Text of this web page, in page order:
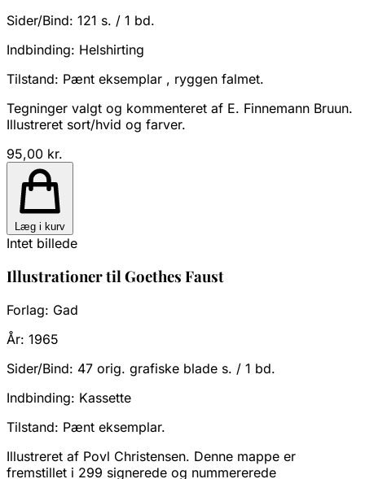
Sider/Bind: 121 s. / 1 bd.
Indbinding: Helshirting
Tilstand: Pænt eksemplar , ryggen falmet.
Tegninger valgt og kommenteret af E. Finnemann Bruun.
Illustreret sort/hvid og farver.
95,00 kr.
Læg i kurv
Intet billede
Illustrationer til Goethes Faust
Forlag: Gad
År: 1965
Sider/Bind: 47 orig. grafiske blade s. / 1 bd.
Indbinding: Kassette
Tilstand: Pænt eksemplar.
Illustreret af Povl Christensen. Denne mappe er
fremstillet i 299 signerede og nummererede